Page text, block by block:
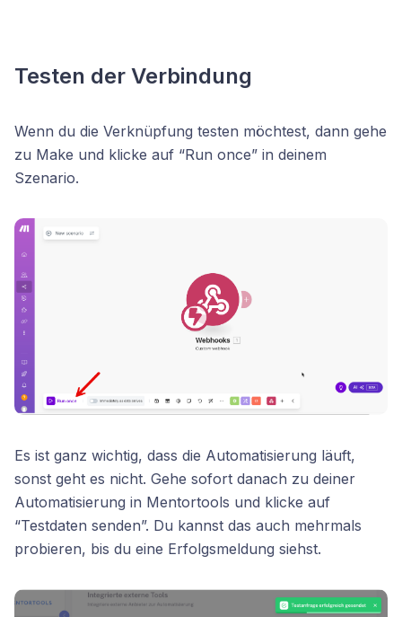
Testen der Verbindung
Wenn du die Verknüpfung testen möchtest, dann gehe
zu Make und klicke auf “Run once” in deinem
Szenario.
Es ist ganz wichtig, dass die Automatisierung läuft,
sonst geht es nicht. Gehe sofort danach zu deiner
Automatisierung in Mentortools und klicke auf
“Testdaten senden”. Du kannst das auch mehrmals
probieren, bis du eine Erfolgsmeldung siehst.